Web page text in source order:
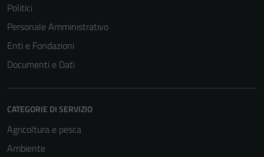
Politici
Personale Amministrativo
Enti e Fondazioni
Documenti e Dati
CATEGORIE DI SERVIZIO
Agricoltura e pesca
Ambiente